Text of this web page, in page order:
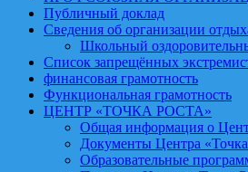
Публичный доклад
Сведения об организации
Школьный
Список запрещённых
финансовая грамотность
Функциональная грамотность
ЦЕНТР «ТОЧКА РОСТА»
Общая информация о
Документы Центра «Точка
Образовательные